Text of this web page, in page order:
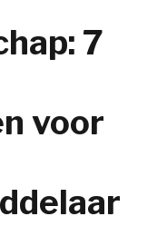
7
voor